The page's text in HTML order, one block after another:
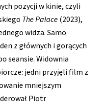
pozycji w kinie, czyli
The Palace (2023),
widza. Samo
z głównych i gorących
seansie. Widownia
jedni przyjęli film z
mniejszym
Piotr